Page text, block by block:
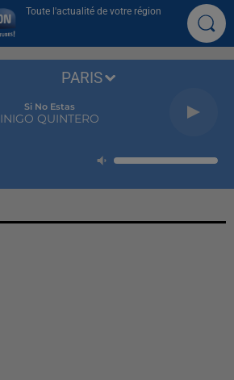
Toute l'actualité de votre région
Si No Estas
INIGO QUINTERO
PARIS